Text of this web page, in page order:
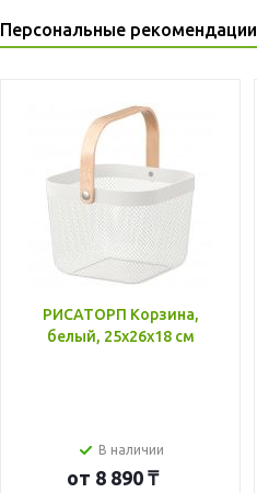
Персональные рекомендации
РИСАТОРП Корзина,
белый, 25x26x18 см
В наличии
от 8 890 ₸